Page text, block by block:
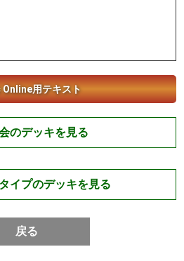
Online用テキスト
のデッキを見る
イプのデッキを見る
戻る